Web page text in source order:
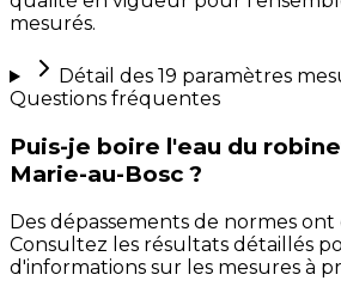
mesurés.
Détail des 19 paramètres
Questions fréquentes
Puis-je boire l'eau du
Marie-au-Bosc ?
Des dépassements de normes ont
Consultez les résultats détaillés
d'informations sur les mesures à